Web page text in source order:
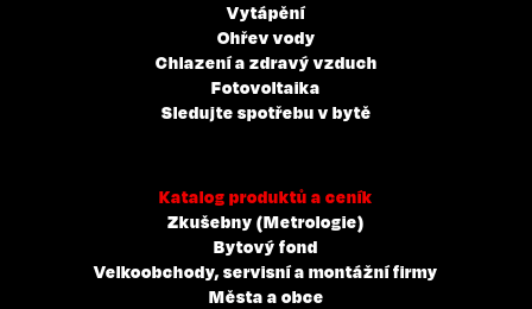
Vytápění
Ohřev vody
Chlazení a zdravý vzduch
Fotovoltaika
Sledujte spotřebu v bytě
Katalog produktů a ceník
Zkušebny (Metrologie)
Bytový fond
Velkoobchody, servisní a montážní firmy
Města a obce